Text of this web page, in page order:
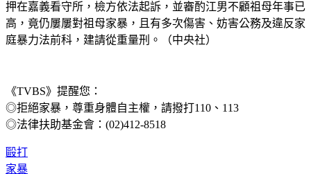
押在嘉義看守所，檢方依法起訴，並審酌江男不顧祖母年事已
高，竟仍屢屢對祖母家暴，且有多次傷害、妨害公務及違反家
庭暴力法前科，建請從重量刑。（中央社）
《TVBS》提醒您：
◎拒絕家暴，尊重身體自主權，請撥打110、113
◎法律扶助基金會：(02)412-8518
毆打
家暴